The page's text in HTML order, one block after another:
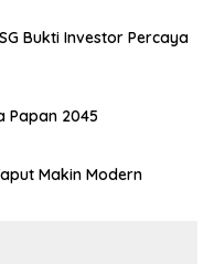
Bukti Investor Percaya
Papan 2045
Makin Modern